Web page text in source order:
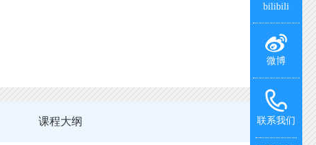
课程大纲
bilibili
微博
联系我们